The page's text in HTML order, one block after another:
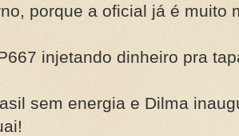
porque a oficial já é muito
injetando dinheiro pra
sem energia e Dilma